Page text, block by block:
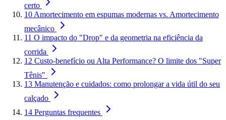
certo
10 Amortecimento em espumas modernas vs. Amortecimento
mecânico
11 O impacto do "Drop" e da geometria na eficiência da
corrida
12 Custo-benefício ou Alta Performance? O limite dos "Super
Tênis"
13 Manutenção e cuidados: como prolongar a vida útil do seu
calçado
14 Perguntas frequentes